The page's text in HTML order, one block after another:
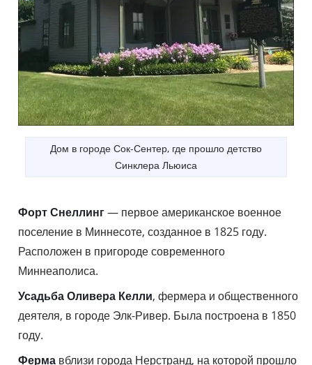
Дом в городе Сок-Сентер, где прошло детство
Синклера Льюиса
Форт Снеллинг— первое американское военное
поселение в Миннесоте, созданное в 1825 году.
Расположен в пригороде современного
Миннеаполиса.
Усадьба Оливера Келли, фермера и общественного
деятеля, в городе Элк-Ривер. Была построена в 1850
году.
Ферма вблизи города Нерстранд, на которой прошло